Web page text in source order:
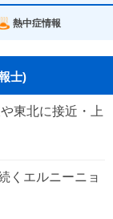
熱中症情報
士)
東北に接近・上
くエルニーニョ